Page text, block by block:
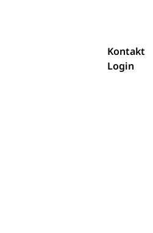
Kontakt
Login